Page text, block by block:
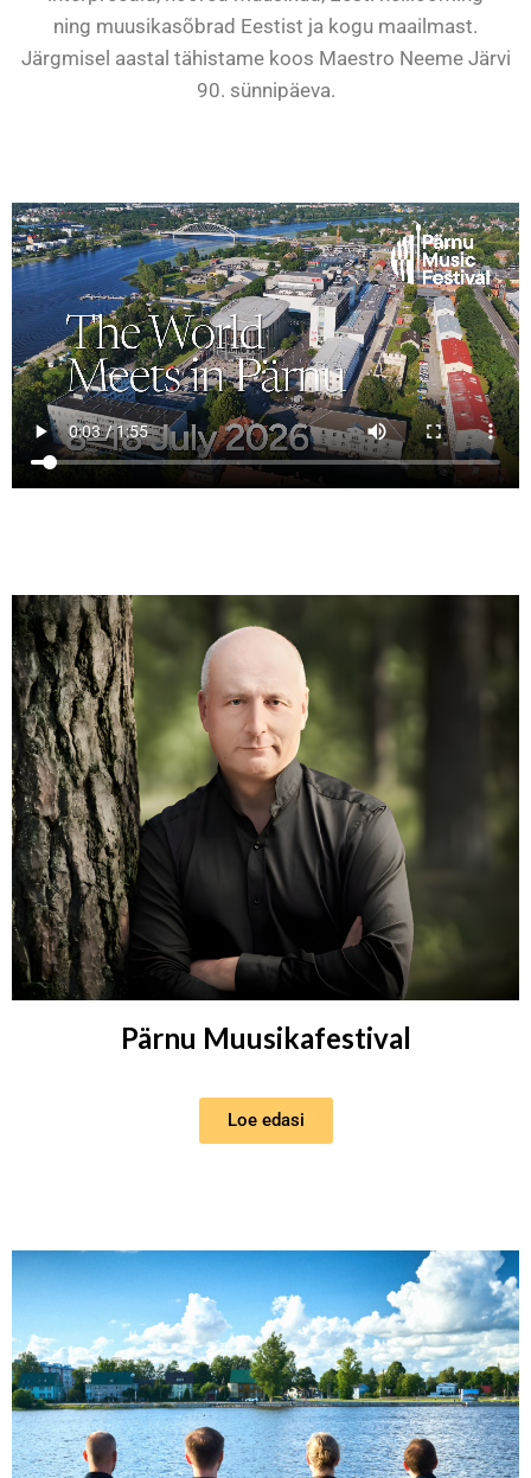
ning muusikasõbrad Eestist ja kogu maailmast.
Järgmisel aastal tähistame koos Maestro Neeme Järvi
90. sünnipäeva.
Pärnu Muusikafestival
Loe edasi